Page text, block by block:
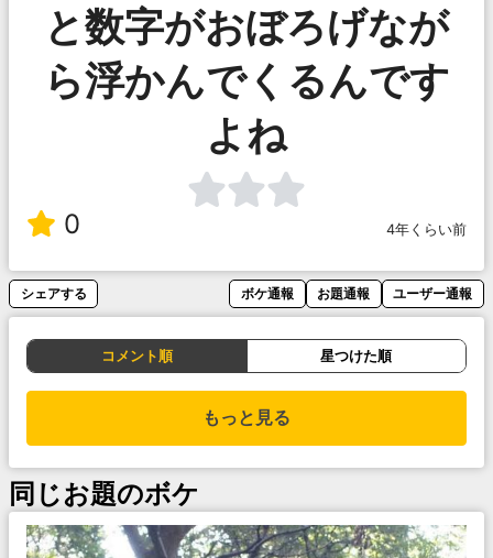
と数字がおぼろげなが
ら浮かんでくるんです
よね
0 4年くらい前
シェアする ボケ通報 お題通報 ユーザー通報
コメント順 星つけた順
もっと見る
同じお題のボケ